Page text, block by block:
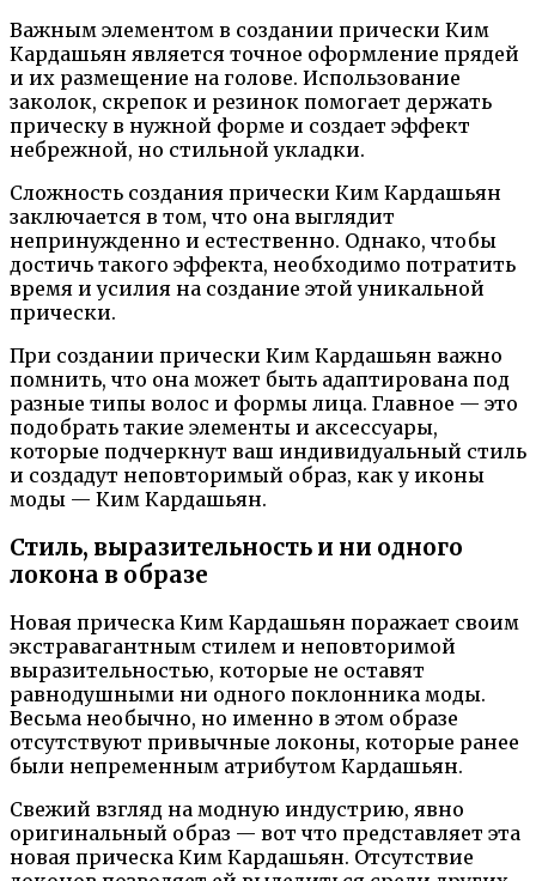
Важным элементом в создании прически Ким
Кардашьян является точное оформление прядей
и их размещение на голове. Использование
заколок, скрепок и резинок помогает держать
прическу в нужной форме и создает эффект
небрежной, но стильной укладки.
Сложность создания прически Ким Кардашьян
заключается в том, что она выглядит
непринужденно и естественно. Однако, чтобы
достичь такого эффекта, необходимо потратить
время и усилия на создание этой уникальной
прически.
При создании прически Ким Кардашьян важно
помнить, что она может быть адаптирована под
разные типы волос и формы лица. Главное — это
подобрать такие элементы и аксессуары,
которые подчеркнут ваш индивидуальный стиль
и создадут неповторимый образ, как у иконы
моды — Ким Кардашьян.
Стиль, выразительность и ни одного
локона в образе
Новая прическа Ким Кардашьян поражает своим
экстравагантным стилем и неповторимой
выразительностью, которые не оставят
равнодушными ни одного поклонника моды.
Весьма необычно, но именно в этом образе
отсутствуют привычные локоны, которые ранее
были непременным атрибутом Кардашьян.
Свежий взгляд на модную индустрию, явно
оригинальный образ — вот что представляет эта
новая прическа Ким Кардашьян. Отсутствие